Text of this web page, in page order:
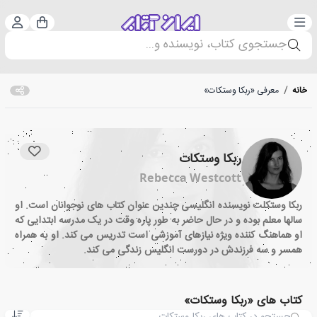
دسته‌بندی سبد
جستجوی کتاب، نویسنده و...
خانه / معرفی «ربکا وستکات»
ربکا وستکات
Rebecca Westcott
ربکا وستکلت نویسنده انگلیسی چندین عنوان کتاب های نوجوانان است. او
سالها معلم بوده و در حال حاضر به طور پاره وقت در یک مدرسه ابتدایی که
او هماهنگ کننده ویژه نیازهای آموزشی است تدریس می کند. او به همراه
همسر و سه فرزندش در دورست انگلیس زندگی می کند.
کتاب های «ربکا وستکات»